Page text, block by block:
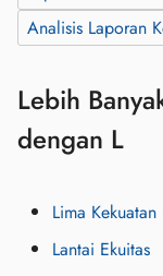
Analisis Laporan
Lebih
dengan L
Lima
Lantai Ekuitas